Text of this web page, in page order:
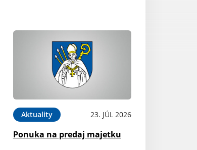
Aktuality 23. JÚL 2026
Ponuka na predaj majetku